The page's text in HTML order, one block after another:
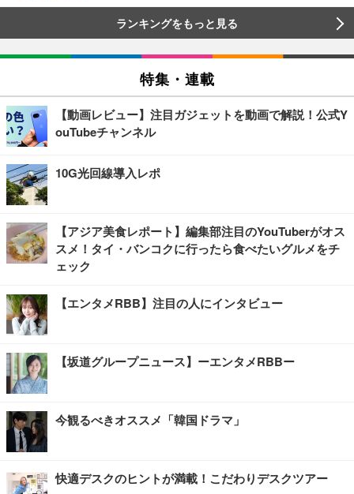
ランキングをもっと見る
特集・連載
【動画レビュー】注目ガジェットを動画で解説！公式Y
ouTubeチャンネル
10G光回線導入レポ
【アジア美食レポート】編集部注目のYouTuberがオス
スメ！タイ・バンコクに行ったら食べたいグルメをチ
ェック
【エンタメRBB】注目の人にインタビュー
【坂道グループニュース】ーエンタメRBBー
今観るべきオススメ「韓国ドラマ」
快適デスクのヒントが満載！こだわりデスクツアー